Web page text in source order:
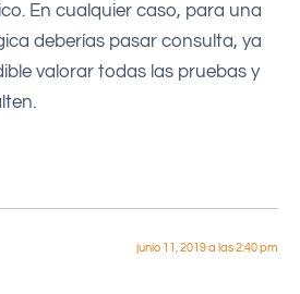
En cualquier caso, para una
deberías pasar consulta, ya
valorar todas las pruebas y
junio 11, 2019 a las 2:40 pm